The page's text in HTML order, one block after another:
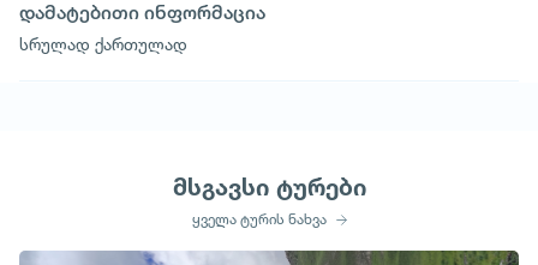
დამატებითი ინფორმაცია
სრულად ქართულად
მსგავსი ტურები
ყველა ტურის ნახვა